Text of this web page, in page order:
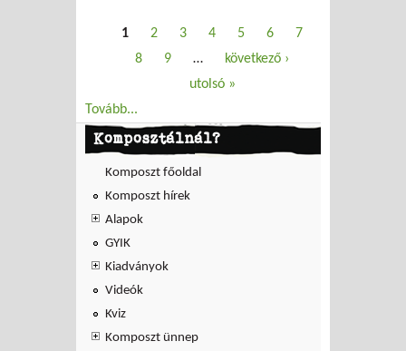
Oldalak
1 2 3 4 5 6
7
8
9 …
következő ›
utolsó »
Tovább...
Komposztálnál?
Komposzt főoldal
Komposzt hírek
Alapok
GYIK
Kiadványok
Videók
Kviz
Komposzt ünnep